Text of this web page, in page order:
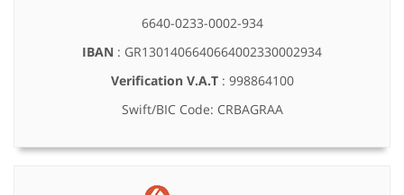
6640-0233-0002-934
IBAN : GR1301406640664002330002934
Verification V.A.T: 998864100
Swift/BIC Code: CRBAGRAA